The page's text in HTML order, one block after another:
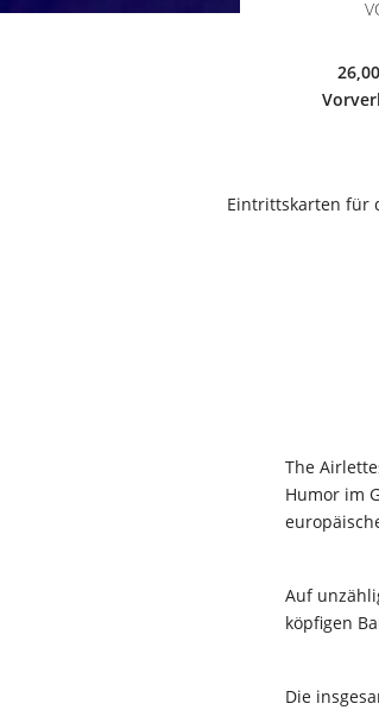
The
Humor im
Auf
köpfigen
Die
Eintrittskarten für